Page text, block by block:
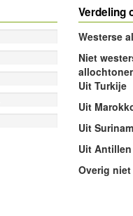
Verdeling
Westerse
Niet
Uit Turkije
Uit
Uit
Uit
Overig